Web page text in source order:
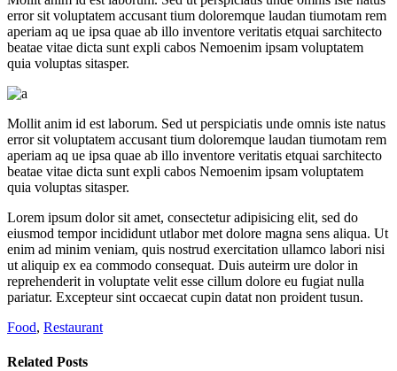
error sit voluptatem accusant tium doloremque laudan tiumotam rem
aperiam aq ue ipsa quae ab illo inventore veritatis etquai sarchitecto
beatae vitae dicta sunt expli cabos Nemoenim ipsam voluptatem
quia voluptas sitasper.
Mollit anim id est laborum. Sed ut perspiciatis unde omnis iste natus
error sit voluptatem accusant tium doloremque laudan tiumotam rem
aperiam aq ue ipsa quae ab illo inventore veritatis etquai sarchitecto
beatae vitae dicta sunt expli cabos Nemoenim ipsam voluptatem
quia voluptas sitasper.
Lorem ipsum dolor sit amet, consectetur adipisicing elit, sed do
eiusmod tempor incididunt utlabor met dolore magna sens aliqua. Ut
enim ad minim veniam, quis nostrud exercitation ullamco labori nisi
ut aliquip ex ea commodo consequat. Duis auteirm ure dolor in
reprehenderit in voluptate velit esse cillum dolore eu fugiat nulla
pariatur. Excepteur sint occaecat cupin datat non proident tusun.
Food, Restaurant
Related Posts